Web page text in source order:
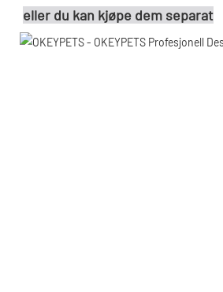
eller du kan kjøpe dem separat